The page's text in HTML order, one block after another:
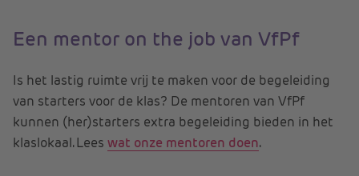
Een mentor on the job van VfPf
Is het lastig ruimte vrij te maken voor de begeleiding
van starters voor de klas? De mentoren van VfPf
kunnen (her)starters extra begeleiding bieden in het
klaslokaal. Lees wat onze mentoren doen.